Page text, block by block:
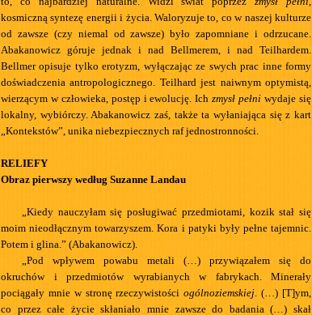
kosmiczną syntezę energii i życia. Waloryzuje to, co w naszej kulturze
od zawsze (czy niemal od zawsze) było zapomniane i odrzucane.
Abakanowicz góruje jednak i nad Bellmerem, i nad Teilhardem.
Bellmer opisuje tylko erotyzm, wyłączając ze swych prac inne formy
doświadczenia antropologicznego. Teilhard jest naiwnym optymistą,
wierzącym w człowieka, postęp i ewolucję. Ichzmysł pełni wydaje się
lokalny, wybiórczy. Abakanowicz zaś, także ta wyłaniająca się z kart
„Kontekstów”, unika niebezpiecznych raf jednostronności.
RELIEFY
Obraz pierwszy według Suzanne Landau
„Kiedy nauczyłam się posługiwać przedmiotami, kozik stał się
moim nieodłącznym towarzyszem. Kora i patyki były pełne tajemnic.
Potem i glina.” (Abakanowicz).
„Pod wpływem powabu metali (…) przywiązałem się do
okruchów i przedmiotów wyrabianych w fabrykach. Minerały
pociągały mnie w stronę rzeczywistościogólnoziemskiej. (…) [T]ym,
co przez całe życie skłaniało mnie zawsze do badania (…) skał